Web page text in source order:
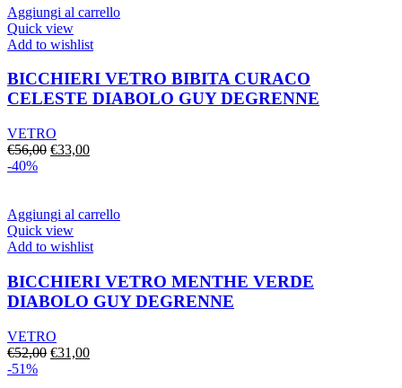
€88,00.€44,00.
Aggiungi al carrello
Quick view
Add to wishlist
BICCHIERI VETRO BIBITA CURACO
CELESTE DIABOLO GUY DEGRENNE
VETRO
€56,00 Il
€56,00.
€33,00Il
€33,00.
-40%
Aggiungi al carrello
Quick view
Add to wishlist
BICCHIERI VETRO MENTHE VERDE
DIABOLO GUY DEGRENNE
VETRO
€52,00 Il
€31,00Il
-51%